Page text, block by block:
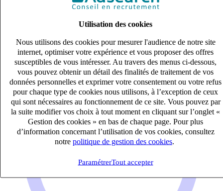
Utilisation des cookies
Nous utilisons des cookies pour mesurer l'audience de notre site
internet, optimiser votre expérience et vous proposer des offres
susceptibles de vous intéresser. Au travers des menus ci-dessous,
vous pouvez obtenir un détail des finalités de traitement de vos
données personnelles et exprimer votre consentement ou votre refus
pour chaque type de cookies nous utilisons, à l’exception de ceux
qui sont nécessaires au fonctionnement de ce site. Vous pouvez par
la suite modifier vos choix à tout moment en cliquant sur l’onglet «
Gestion des cookies » en bas de chaque page. Pour plus
d’information concernant l’utilisation de vos cookies, consultez
notre politique de gestion des cookies
ParamétrerTout accepter
Publié le 06/08/2026
Industrie & Ingénierie